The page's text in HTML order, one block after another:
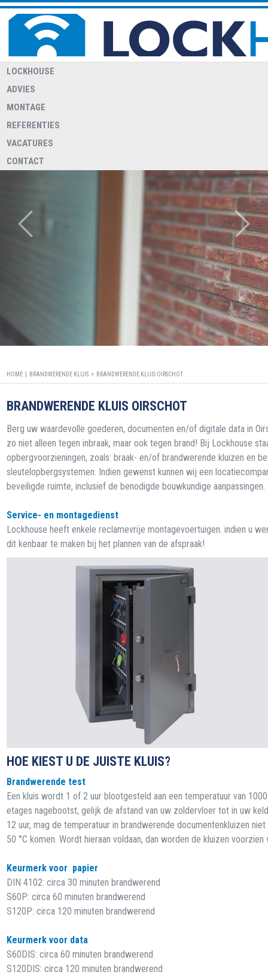
LOCKHOUSE
ADVIES
MONTAGE
REFERENTIES
VACATURES
CONTACT
Lockhouse heeft een 24/7 storingsdienst voor relaties met een
HOME | BRANDWERENDE KLUIS > BRANDWERENDE KLUIS OIRSCHOT
BRANDWERENDE KLUIS OIRSCHOT
Berg uw waardevolle goederen, documenten en/of digitale data in
zo niet alleen tegen inbraak, maar ook tegen brand! Bij Lockhouse
opbergvoorzieningen, zoals: braak- en/of brandwerende kluizen en
sleutelopbergsystemen. Indien gewenst kunnen wij een
beveiligde ruimte, inclusief de benodigde bouwkundige aanpassingen.
Service- en montagedienst
Lockhouse heeft enkele reclamevrije montagevoertuigen. indien u
dit kenbaar te maken bij het plannen van de afspraak!
HOE KIEST U DE JUISTE KLUIS?
Brandwerende test
Een kluis wordt 1 of 2 uur blootgesteld aan een temperatuur van
etages nagebootst, gelijk de afstand van uw zoldervloer tot in uw
12 uur, mag de temperatuur in brandwerende documentenkluizen
50 °C komen. Wordt hieraan voldaan, dan worden de kluizen voorzien
Keurmerk voor papier
DIN 4102: circa 30 minuten brandwerend
S60P: circa 60 minuten brandwerend
S120P: circa 120 minuten brandwerend
Keurmerk voor data
S60DIS: circa 60 minuten brandwerend
S120DIS: circa 120 minuten brandwerend